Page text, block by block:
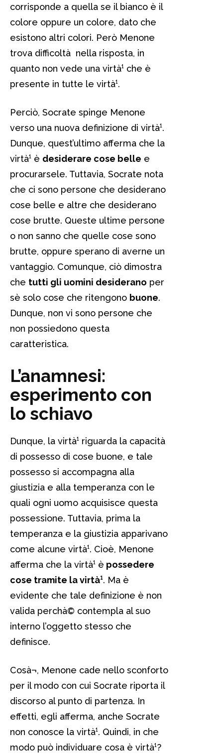
corrisponde a quella se il bianco è il
colore oppure un colore, dato che
esistono altri colori. Però Menone
trova difficoltà nella risposta, in
quanto non vede una virtà¹ che è
presente in tutte le virtà¹.
Perciò, Socrate spinge Menone
verso una nuova definizione di virtà¹.
Dunque, quest’ultimo afferma che la
virtà¹ è desiderare cose belle e
procurarsele. Tuttavia, Socrate nota
che ci sono persone che desiderano
cose belle e altre che desiderano
cose brutte. Queste ultime persone
o non sanno che quelle cose sono
brutte, oppure sperano di averne un
vantaggio. Comunque, ciò dimostra
che tutti gli uomini desiderano per
sè solo cose che ritengono buone.
Dunque, non vi sono persone che
non possiedono questa
caratteristica.
L’anamnesi:
esperimento con
lo schiavo
Dunque, la virtà¹ riguarda la capacità
di possesso di cose buone, e tale
possesso si accompagna alla
giustizia e alla temperanza con le
quali ogni uomo acquisisce questa
possessione. Tuttavia, prima la
temperanza e la giustizia apparivano
come alcune virtà¹. Cioè, Menone
afferma che la virtà¹ è possedere
cose tramite la virtà¹. Ma è
evidente che tale definizione è non
valida perchà© contempla al suo
interno l’oggetto stesso che
definisce.
Cosà¬, Menone cade nello sconforto
per il modo con cui Socrate riporta il
discorso al punto di partenza. In
effetti, egli afferma, anche Socrate
non conosce la virtà¹. Quindi, in che
modo può individuare cosa è virtà¹?